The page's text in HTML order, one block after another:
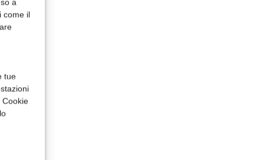
a
come il
tue